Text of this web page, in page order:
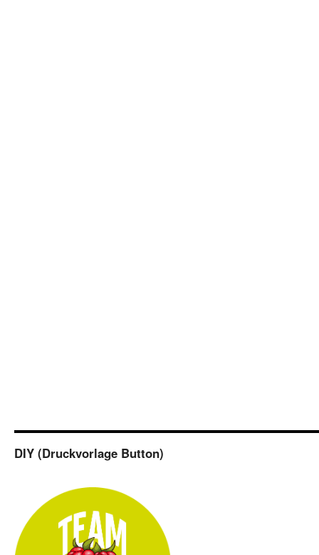
DIY (Druckvorlage Button)